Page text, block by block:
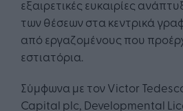
εξαιρετικές ευκαιρίες
των θέσεων στα κεντρικά
από εργαζομένους που
εστιατόρια.
Σύμφωνα με τον Victor
Capital plc, Developmental